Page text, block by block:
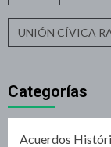
UNIÓN CÍVICA
Categorías
Acuerdos